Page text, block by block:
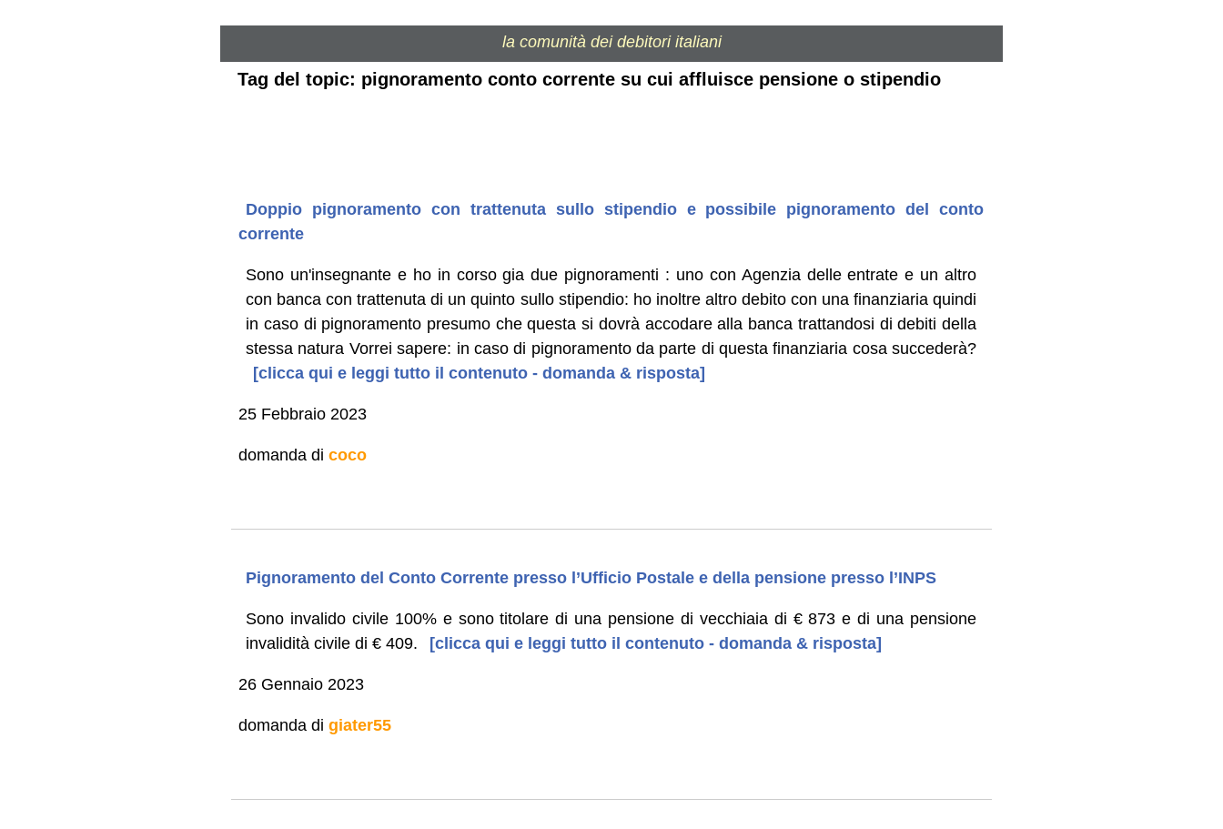
la comunità dei debitori italiani
Tag del topic: pignoramento conto corrente su cui affluisce pensione o stipendio
Doppio pignoramento con trattenuta sullo stipendio e possibile pignoramento del conto
corrente
Sono un'insegnante e ho in corso gia due pignoramenti : uno con Agenzia delle entrate e un altro
con banca con trattenuta di un quinto sullo stipendio: ho inoltre altro debito con una finanziaria quindi
in caso di pignoramento presumo che questa si dovrà accodare alla banca trattandosi di debiti della
stessa natura Vorrei sapere: in caso di pignoramento da parte di questa finanziaria cosa succederà?
[clicca qui e leggi tutto il contenuto - domanda & risposta]
25 Febbraio 2023
domanda di coco
Pignoramento del Conto Corrente presso l’Ufficio Postale e della pensione presso l’INPS
Sono invalido civile 100% e sono titolare di una pensione di vecchiaia di € 873 e di una pensione
invalidità civile di € 409.
[clicca qui e leggi tutto il contenuto - domanda & risposta]
26 Gennaio 2023
domanda di giater55